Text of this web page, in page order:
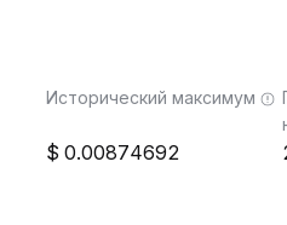
Исторический максимум
0.00874692